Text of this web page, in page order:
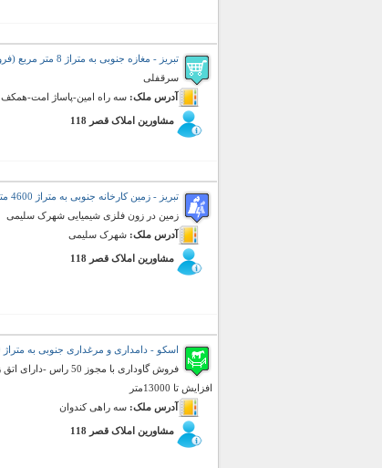
تبریز - مغازه جنوبی به متراژ 8 متر مربع (فروش)
سرقفلی
آدرس ملک: سه راه امین-پاساژ امت-همکف
مشاورین املاک قصر 118
تبریز - زمین کارخانه جنوبی به متراژ 4600 متر مربع (فروش)
زمین در زون فلزی شیمیایی شهرک سلیمی
آدرس ملک: شهرک سلیمی
مشاورین املاک قصر 118
اسکو - دامداری و مرغداری جنوبی به متراژ 4000 متر مربع (فروش)
افزایش تا 13000متر
آدرس ملک: سه راهی کندوان
مشاورین املاک قصر 118